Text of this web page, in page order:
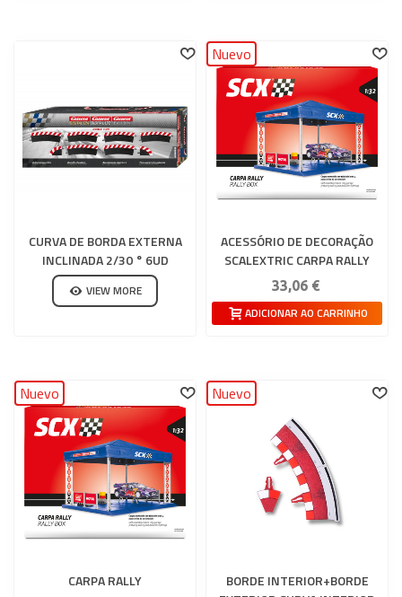
CURVA DE BORDA EXTERNA
INCLINADA 2/30 ° 6UD
CARRERA 132-124
VIEW MORE
Nuevo
ACESSÓRIO DE DECORAÇÃO
SCALEXTRIC CARPA RALLY
33,06 €
ADICIONAR AO CARRINHO
Nuevo
CARPA RALLY
Nuevo
BORDE INTERIOR+BORDE